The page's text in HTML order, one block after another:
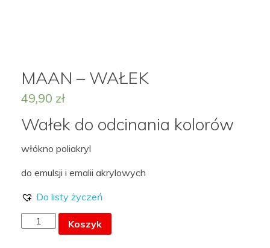
LISTA ŻYCZEŃ –
MAAN – WAŁEK
49,90 zł
Wałek do odcinania kolorów
włókno poliakryl
do emulsji i emalii akrylowych
Do listy życzeń
ilość
Koszyk